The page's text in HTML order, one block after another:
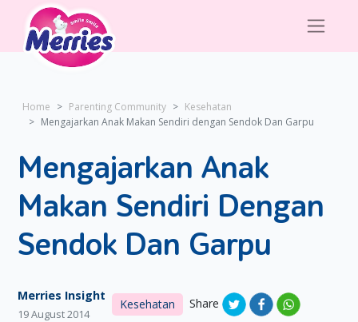
Home Parenting Community
Kesehatan
Mengajarkan Anak Makan Sendiri dengan Sendok Dan Garpu
Mengajarkan Anak
Makan Sendiri Dengan
Sendok Dan Garpu
Merries Insight
19 August 2014
Kesehatan Share